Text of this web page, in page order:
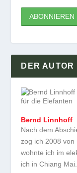
DER AUTOR
Bernd Linnhoff
Nach dem
zog ich 2008 von
wohnte ich im
ich in Chiang